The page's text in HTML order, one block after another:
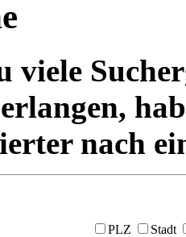
viele
nach
PLZ
Stadt